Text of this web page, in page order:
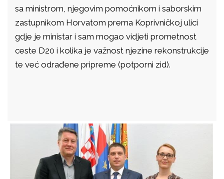
sa ministrom, njegovim pomoćnikom i saborskim
zastupnikom Horvatom prema Koprivničkoj ulici
gdje je ministar i sam mogao vidjeti prometnost
ceste D20 i kolika je važnost njezine rekonstrukcije
te već odrađene pripreme (potporni zid).